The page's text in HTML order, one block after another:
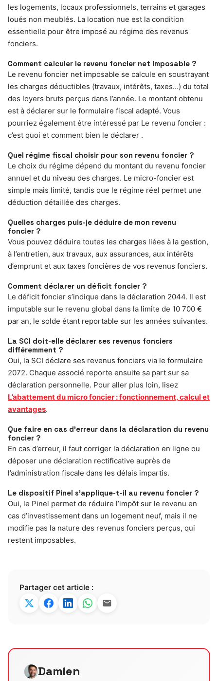
les logements, locaux professionnels, terrains et garages
loués non meublés. La location nue est la condition
essentielle pour être imposé au régime des revenus
fonciers.
Comment calculer le revenu foncier net imposable ?
Le revenu foncier net imposable se calcule en soustrayant
les charges déductibles (travaux, intérêts, taxes…) du total
des loyers bruts perçus dans l’année. Le montant obtenu
est à déclarer sur le formulaire fiscal adapté. Vous
pourriez également être intéressé par Le revenu foncier :
c’est quoi et comment bien le déclarer .
Quel régime fiscal choisir pour son revenu foncier ?
Le choix du régime dépend du montant du revenu foncier
annuel et du niveau des charges. Le micro-foncier est
simple mais limité, tandis que le régime réel permet une
déduction détaillée des charges.
Quelles charges puis-je déduire de mon revenu
foncier ?
Vous pouvez déduire toutes les charges liées à la gestion,
à l’entretien, aux travaux, aux assurances, aux intérêts
d’emprunt et aux taxes foncières de vos revenus fonciers.
Comment déclarer un déficit foncier ?
Le déficit foncier s’indique dans la déclaration 2044. Il est
imputable sur le revenu global dans la limite de 10 700 €
par an, le solde étant reportable sur les années suivantes.
La SCI doit-elle déclarer ses revenus fonciers
différemment ?
Oui, la SCI déclare ses revenus fonciers via le formulaire
2072. Chaque associé reporte ensuite sa part sur sa
déclaration personnelle. Pour aller plus loin, lisez
L’abattement du micro foncier : fonctionnement, calcul et
avantages.
Que faire en cas d’erreur dans la déclaration du revenu
foncier ?
En cas d’erreur, il faut corriger la déclaration en ligne ou
déposer une déclaration rectificative auprès de
l’administration fiscale dans les délais impartis.
Le dispositif Pinel s’applique-t-il au revenu foncier ?
Oui, le Pinel permet de réduire l’impôt sur le revenu en
cas d’investissement dans un logement neuf, mais il ne
modifie pas la nature des revenus fonciers perçus, qui
restent imposables.
Partager cet article :
Damien